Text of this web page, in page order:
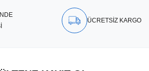
ÜCRETSİZ KARGO